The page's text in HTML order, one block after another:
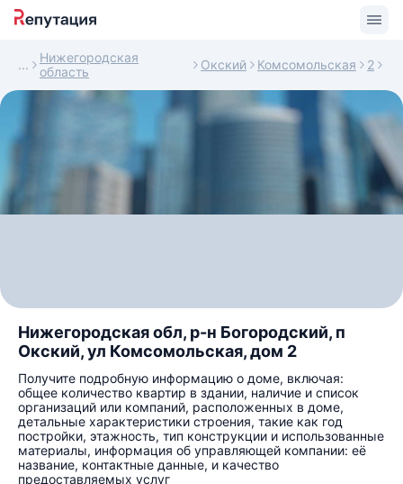
Нижегородская
область
Окский Комсомольская 2
Нижегородская обл, р-н Богородский, п
Окский, ул Комсомольская, дом 2
Получите подробную информацию о доме, включая:
общее количество квартир в здании, наличие и список
организаций или компаний, расположенных в доме,
детальные характеристики строения, такие как год
постройки, этажность, тип конструкции и использованные
материалы, информация об управляющей компании: её
название, контактные данные, и качество
предоставляемых услуг